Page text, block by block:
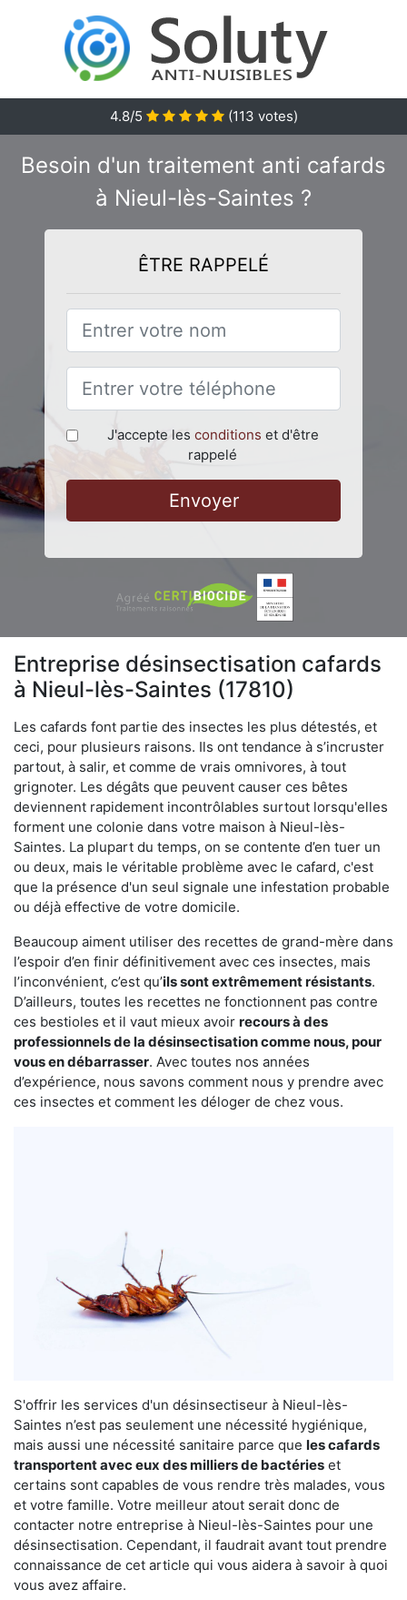
4.8/5 (113 votes)
Besoin d'un traitement anti cafards
à Nieul-lès-Saintes ?
ÊTRE RAPPELÉ
J'accepte les conditions et d'être
rappelé
Envoyer
Entreprise désinsectisation cafards
à Nieul-lès-Saintes (17810)
Les cafards font partie des insectes les plus détestés, et
ceci, pour plusieurs raisons. Ils ont tendance à s’incruster
partout, à salir, et comme de vrais omnivores, à tout
grignoter. Les dégâts que peuvent causer ces bêtes
deviennent rapidement incontrôlables surtout lorsqu'elles
forment une colonie dans votre maison à Nieul-lès-
Saintes. La plupart du temps, on se contente d’en tuer un
ou deux, mais le véritable problème avec le cafard, c'est
que la présence d'un seul signale une infestation probable
ou déjà effective de votre domicile.
Beaucoup aiment utiliser des recettes de grand-mère dans
l’espoir d’en finir définitivement avec ces insectes, mais
l’inconvénient, c’est qu’ils sont extrêmement résistants.
D’ailleurs, toutes les recettes ne fonctionnent pas contre
ces bestioles et il vaut mieux avoir recours à des
professionnels de la désinsectisation comme nous, pour
vous en débarrasser. Avec toutes nos années
d’expérience, nous savons comment nous y prendre avec
ces insectes et comment les déloger de chez vous.
S'offrir les services d'un désinsectiseur à Nieul-lès-
Saintes n’est pas seulement une nécessité hygiénique,
mais aussi une nécessité sanitaire parce que les cafards
transportent avec eux des milliers de bactéries et
certains sont capables de vous rendre très malades, vous
et votre famille. Votre meilleur atout serait donc de
contacter notre entreprise à Nieul-lès-Saintes pour une
désinsectisation. Cependant, il faudrait avant tout prendre
connaissance de cet article qui vous aidera à savoir à quoi
vous avez affaire.